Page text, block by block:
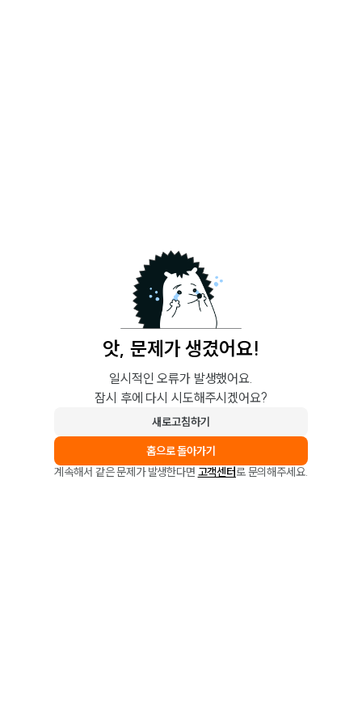
앗, 문제가 생겼어요!
일시적인 오류가 발생했어요.
잠시 후에 다시 시도해주시겠어요?
새로고침하기
홈으로 돌아가기
계속해서 같은 문제가 발생한다면 고객센터로 문의해주세요.